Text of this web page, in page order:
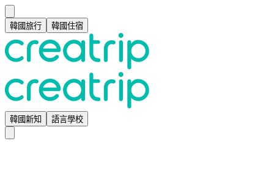
韓國旅行 韓國住宿
韓國新知 語言學校